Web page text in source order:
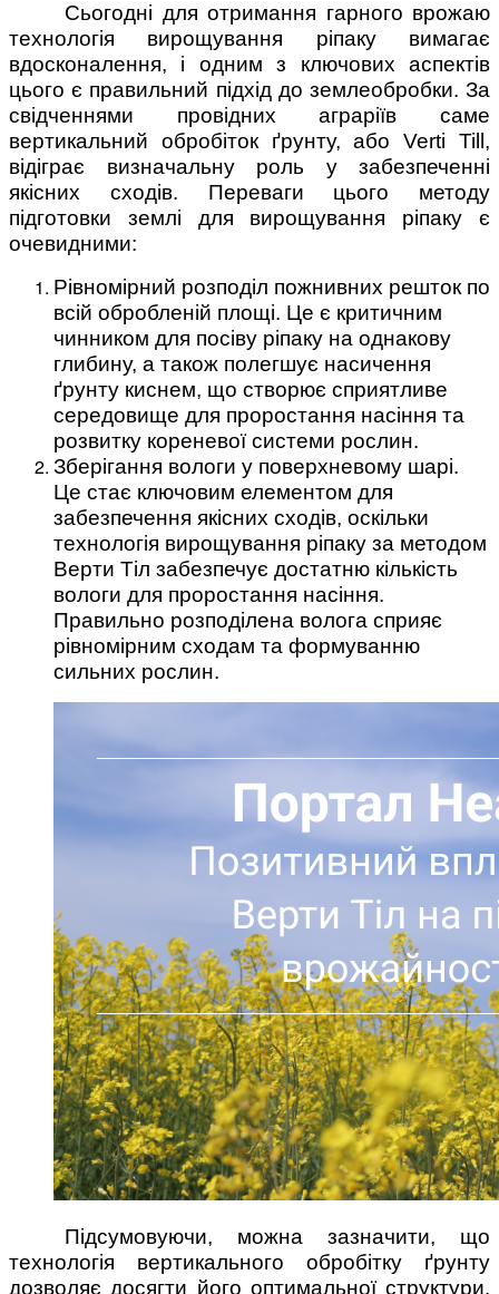
Сьогодні для отримання гарного врожаю
технологія вирощування ріпаку вимагає
вдосконалення, і одним з ключових аспектів
цього є правильний підхід до землеобробки. За
свідченнями провідних аграріїв саме
вертикальний обробіток ґрунту, або Verti Till,
відіграє визначальну роль у забезпеченні
якісних сходів. Переваги цього методу
підготовки землі для вирощування ріпаку є
очевидними:
Рівномірний розподіл пожнивних решток по
всій обробленій площі. Це є критичним
чинником для посіву ріпаку на однакову
глибину, а також полегшує насичення
ґрунту киснем, що створює сприятливе
середовище для проростання насіння та
розвитку кореневої системи рослин.
Зберігання вологи у поверхневому шарі.
Це стає ключовим елементом для
забезпечення якісних сходів, оскільки
технологія вирощування ріпаку за методом
Верти Тіл забезпечує достатню кількість
вологи для проростання насіння.
Правильно розподілена волога сприяє
рівномірним сходам та формуванню
сильних рослин.
Підсумовуючи, можна зазначити, що
технологія вертикального обробітку ґрунту
дозволяє досягти його оптимальної структури,